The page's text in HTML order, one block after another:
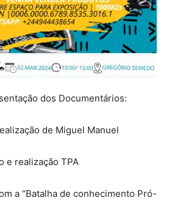
dos Documentários:
de Miguel Manuel
e realização TPA
a “Batalha de conhecimento Pró-